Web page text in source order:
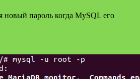
новый пароль когда MySQL его